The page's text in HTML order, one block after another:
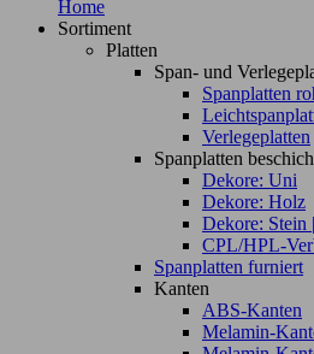
Home
Sortiment
Platten
Span- und
Spanplatten
Verlegeplatten
Spanplatten
Dekore: Uni
Dekore: Holz
Dekore: Stein
CPL/HPL-
Spanplatten furniert
Kanten
ABS-Kanten
Melamin-